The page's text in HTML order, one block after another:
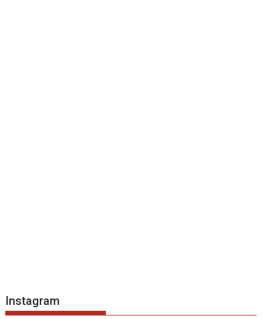
Instagram